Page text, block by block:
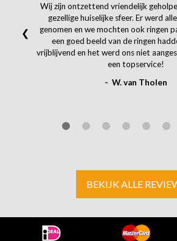
Wij zijn ontzettend vriendelijk
gezellige huiselijke sfeer. Er werd
genomen en we mochten ook ringen
een goed beeld van de ringen
vrijblijvend en het werd ons niet
een topservice!
- W. van Tholen
❮
BEKIJK ALLE